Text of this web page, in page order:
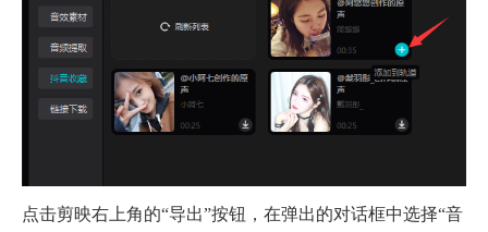
点击剪映右上角的“导出”按钮，在弹出的对话框中选择“音